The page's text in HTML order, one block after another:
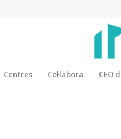
Centres Col·labora CEO